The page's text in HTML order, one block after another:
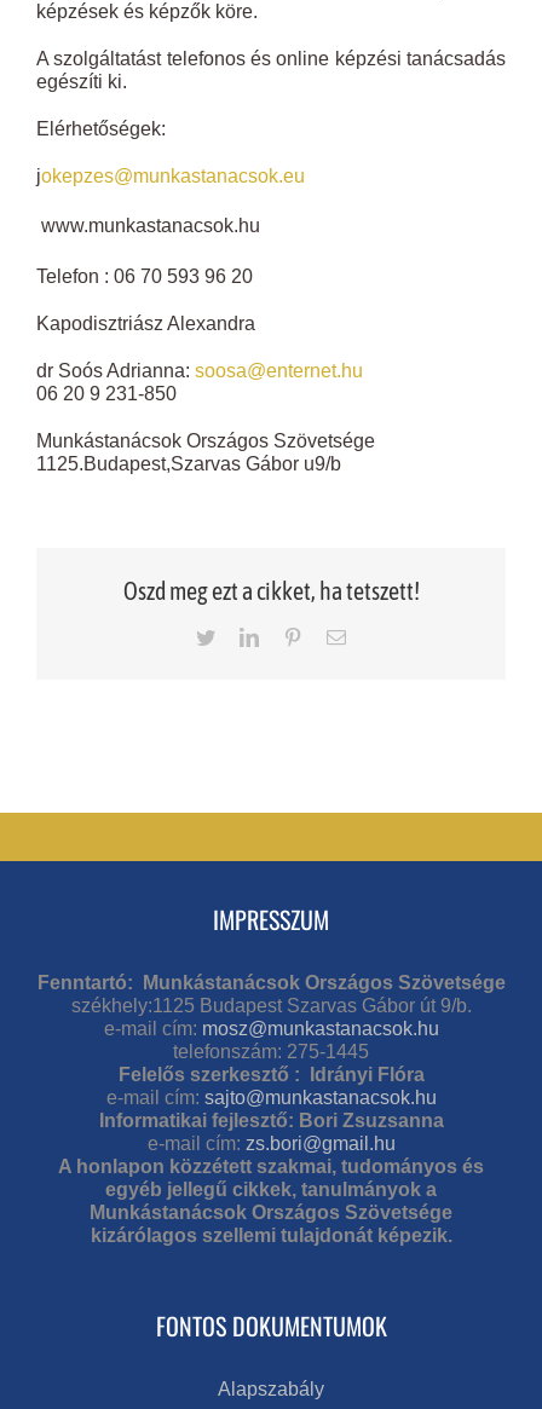
képzések és képzők köre.
A szolgáltatást telefonos és online képzési tanácsadás
egészíti ki.
Elérhetőségek:
jokepzes@munkastanacsok.eu
www.munkastanacsok.hu
Telefon : 06 70 593 96 20
Kapodisztriász Alexandra
dr Soós Adrianna: soosa@enternet.hu
06 20 9 231-850
Munkástanácsok Országos Szövetsége
1125.Budapest,Szarvas Gábor u9/b
Oszd meg ezt a cikket, ha tetszett!
TwitterLinkedInPinterestEmail
IMPRESSZUM
Fenntartó: Munkástanácsok Országos Szövetsége
székhely:1125 Budapest Szarvas Gábor út 9/b.
e-mail cím: mosz@munkastanacsok.hu
telefonszám: 275-1445
Felelős szerkesztő : Idrányi Flóra
e-mail cím: sajto@munkastanacsok.hu
Informatikai fejlesztő: Bori Zsuzsanna
e-mail cím: zs.bori@gmail.hu
A honlapon közzétett szakmai, tudományos és
egyéb jellegű cikkek, tanulmányok a
Munkástanácsok Országos Szövetsége
kizárólagos szellemi tulajdonát képezik.
FONTOS DOKUMENTUMOK
Alapszabály